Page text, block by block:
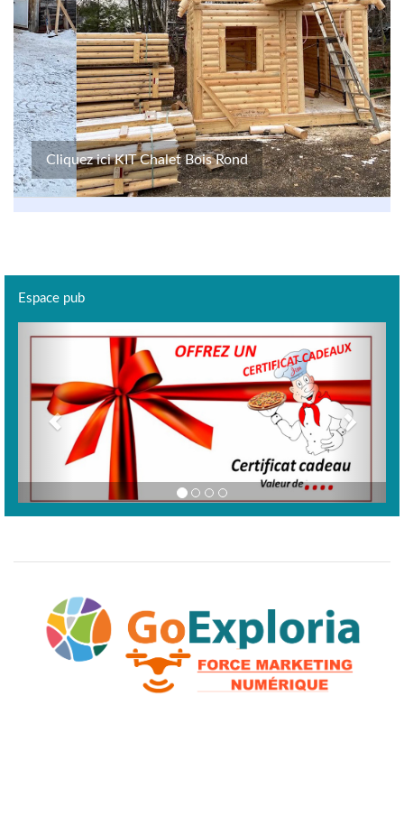
Cliquez ici KIT Chalet Bois Rond
Espace pub